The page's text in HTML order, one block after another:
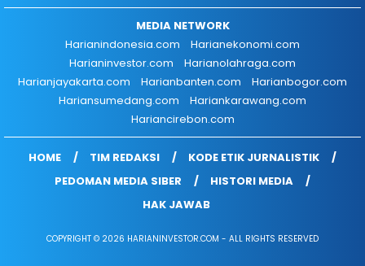
MEDIA NETWORK
Harianindonesia.com
Harianekonomi.com
Harianinvestor.com
Harianolahraga.com
Harianjayakarta.com
Harianbanten.com
Harianbogor.com
Hariansumedang.com
Hariankarawang.com
Hariancirebon.com
HOME TIM REDAKSI
KODE ETIK JURNALISTIK
PEDOMAN MEDIA SIBER
HISTORI MEDIA
HAK JAWAB
COPYRIGHT © 2026 HARIANINVESTOR.COM - ALL RIGHTS RESERVED